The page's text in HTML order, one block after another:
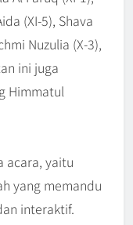
(XI-5), Shava
Nuzulia (X-3),
ini juga
Himmatul
acara, yaitu
yang memandu
interaktif.